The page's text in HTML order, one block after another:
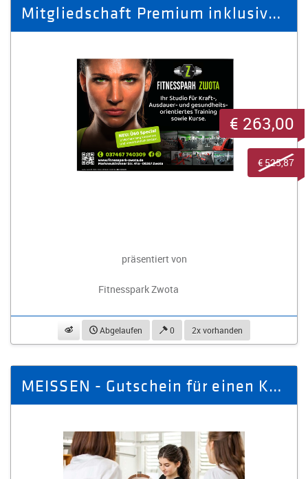
Mitgliedschaft Premium inklusive Getränke und Kurse für 12 Monate
präsentiert von
Fitnesspark Zwota
beobachtenAbgelaufen 0 2x vorhanden
€ 263,00
€ 525,87
MEISSEN - Gutschein für einen Kreativ-Workshop Gießen für eine Person